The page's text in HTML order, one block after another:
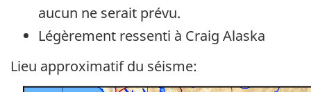
aucun ne serait prévu.
Légèrement ressenti à Craig Alaska
Lieu approximatif du séisme: